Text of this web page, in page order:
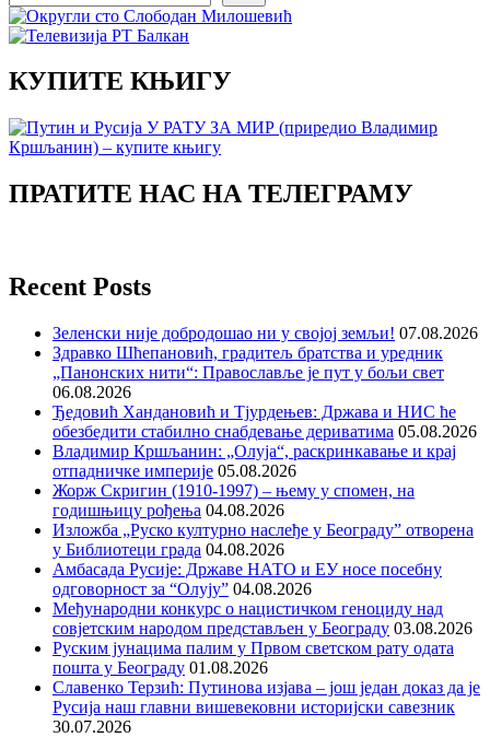
КУПИТЕ КЊИГУ
ПРАТИТЕ НАС НА ТЕЛЕГРАМУ
Recent Posts
Зеленски није добродошао ни у својој земљи! 07.08.2026
Здравко Шћепановић, градитељ братства и уредник
„Панонских нити“: Православље је пут у бољи свет
06.08.2026
Ђедовић Хандановић и Тјурдењев: Држава и НИС ће
обезбедити стабилно снабдевање дериватима 05.08.2026
Владимир Кршљанин: „Олуја“, раскринкавање и крај
отпадничке империје 05.08.2026
Жорж Скригин (1910-1997) – њему у спомен, на
годишњицу рођења 04.08.2026
Изложба „Руско културно наслеђе у Београду” отворена
у Библиотеци града 04.08.2026
Амбасада Русије: Државе НАТО и ЕУ носе посебну
одговорност за “Олују” 04.08.2026
Међународни конкурс о нацистичком геноциду над
совјетским народом представљен у Београду 03.08.2026
Руским јунацима палим у Првом светском рату одата
пошта у Београду 01.08.2026
Славенко Терзић: Путинова изјава – још један доказ да је
Русија наш главни вишевековни историјски савезник
30.07.2026